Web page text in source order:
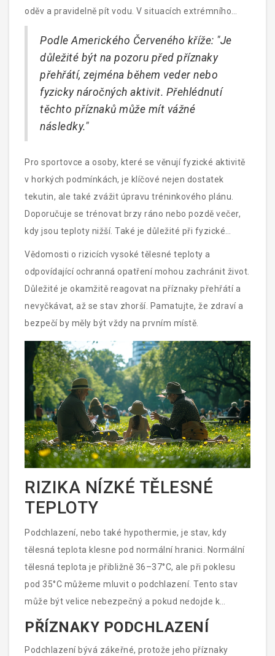
oděv a pravidelně pít vodu. V situacích extrémního
tepla je také vhodné stahovat závěsy a používat
ventilátor nebo klimatizaci k ochlazení prostoru.
Podle Amerického Červeného kříže: "Je
důležité být na pozoru před příznaky
přehřátí, zejména během veder nebo
fyzicky náročných aktivit. Přehlédnutí
těchto příznaků může mít vážné
následky."
Pro sportovce a osoby, které se věnují fyzické aktivitě
v horkých podmínkách, je klíčové nejen dostatek
tekutin, ale také zvážit úpravu tréninkového plánu.
Doporučuje se trénovat brzy ráno nebo pozdě večer,
kdy jsou teploty nižší. Také je důležité při fyzické
aktivitě častěji odpočívat a chladit se.
Vědomosti o rizicích vysoké tělesné teploty a
odpovídající ochranná opatření mohou zachránit život.
Důležité je okamžitě reagovat na příznaky přehřátí a
nevyčkávat, až se stav zhorší. Pamatujte, že zdraví a
bezpečí by měly být vždy na prvním místě.
RIZIKA NÍZKÉ TĚLESNÉ
TEPLOTY
Podchlazení, nebo také hypothermie, je stav, kdy
tělesná teplota klesne pod normální hranici. Normální
tělesná teplota je přibližně 36–37°C, ale při poklesu
pod 35°C můžeme mluvit o podchlazení. Tento stav
může být velice nebezpečný a pokud nedojde k
rychlému zásahu, může vést k vážným zdravotním
PŘÍZNAKY PODCHLAZENÍ
Podchlazení bývá zákeřné, protože jeho příznaky